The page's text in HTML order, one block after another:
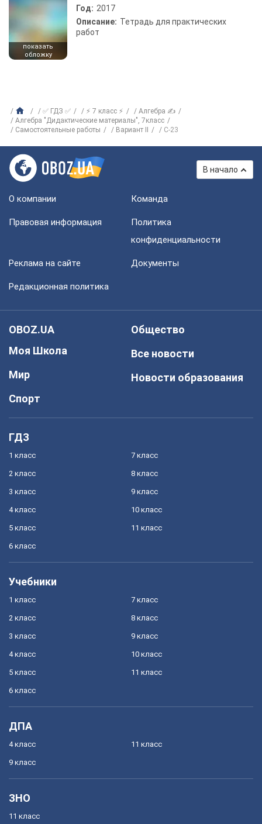
показать
обложку
Год: 2017
Описание: Тетрадь для практических
работ
✅ ГДЗ ✅ ⚡ 7 класс ⚡
Алгебра ✍
Алгебра "Дидактические материалы", 7класс
Самостоятельные работы
Вариант II С-23
В начало
О компании Команда
Правовая информация
Политика
конфиденциальности
Реклама на сайте Документы
Редакционная политика
OBOZ.UA
Моя Школа
Мир
Спорт
Общество
Все новости
Новости образования
ГДЗ
1 класс
2 класс
3 класс
4 класс
5 класс
6 класс
7 класс
8 класс
9 класс
10 класс
11 класс
Учебники
1 класс
2 класс
3 класс
4 класс
5 класс
6 класс
7 класс
8 класс
9 класс
10 класс
11 класс
ДПА
4 класс
9 класс
11 класс
ЗНО
11 класс